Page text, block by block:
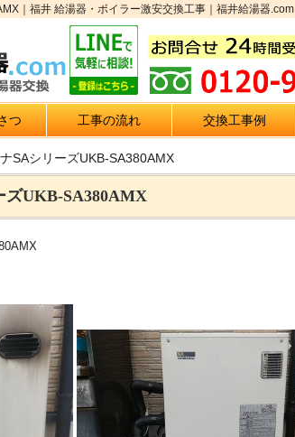
｜福井 給湯器・ボイラー激安交換工事｜福井給湯器.com
つ 工事の流れ 交換工事例
SAシリーズUKB-SA380AMX
UKB-SA380AMX